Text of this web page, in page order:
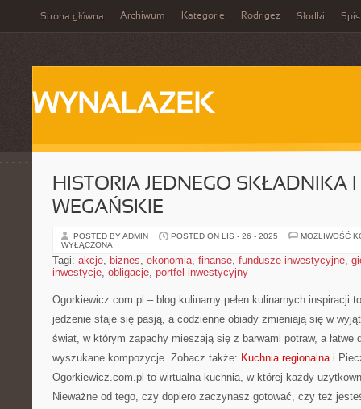
Strona główna Archiwum Kategorie Rodrigez Słodki Spis
WYNALAZEK
HISTORIA JEDNEGO SKŁADNIKA
WEGAŃSKIE
POSTED BY ADMIN POSTED ON LIS - 26 - 2025
MOŻLIWOŚĆ
WYŁĄCZONA
Tagi: akcje, biznes, ekonomia, finanse, fundusze inwestycyjne,
inwestycje, obligacje, portfel inwestycyjny
Ogorkiewicz.com.pl – blog kulinarny pełen kulinarnych inspiracji
jedzenie staje się pasją, a codzienne obiady zmieniają się w
świat, w którym zapachy mieszają się z barwami potraw, a łatwe
wyszukane kompozycje. Zobacz także: Kuchnia regionalnai
Ogorkiewicz.com.pl to wirtualna kuchnia, w której każdy
Nieważne od tego, czy dopiero zaczynasz gotować, czy też